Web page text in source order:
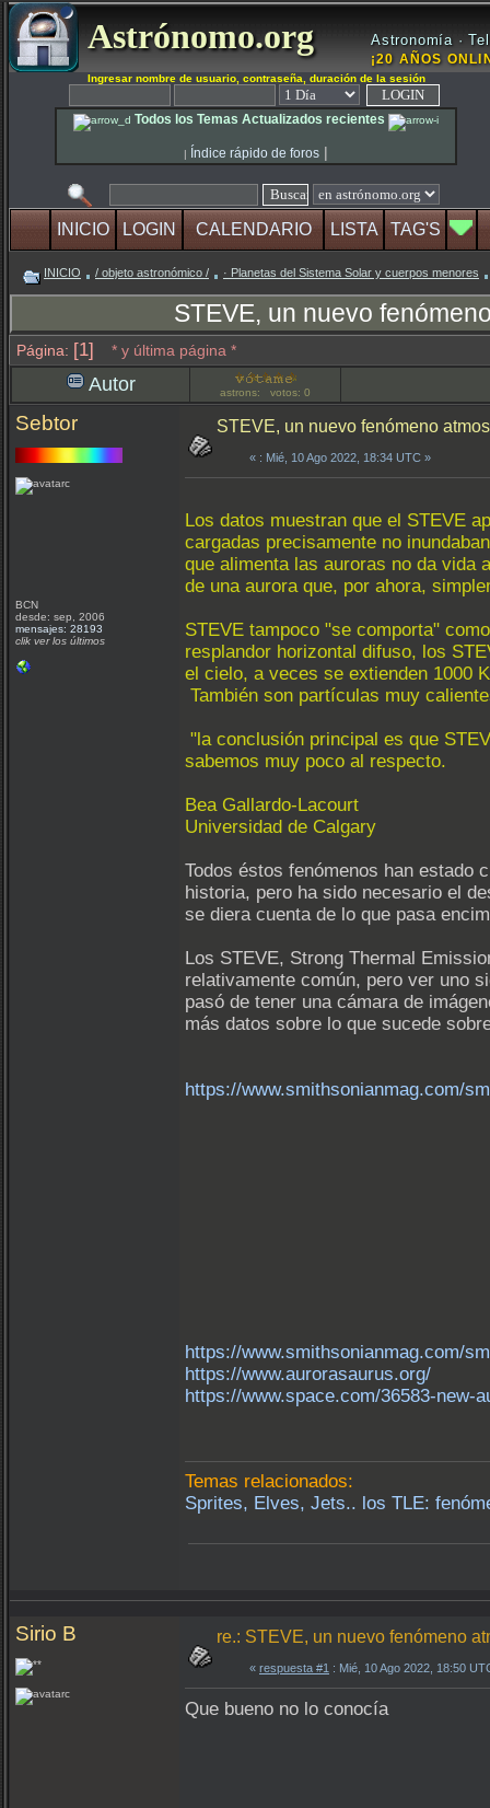
Astrónomo.org Astronomía ·
¡20 AÑOS
Ingresar nombre de usuario, contraseña, duración de la sesión
Todos los Temas Actualizados recientes
| Índice rápido de foros |
INICIO LOGIN CALENDARIO LISTA TAG'S
INICIO / objeto astronómico / · Planetas del Sistema Solar y cuerpos menores
STEVE, un nuevo
Página: [1] * y última página *
Autor astrons: votos: 0
Sebtor
BCN
desde: sep, 2006
mensajes: 28193
clik ver los últimos
STEVE, un nuevo fenómeno
« : Mié, 10 Ago 2022, 18:34 UTC »
Los datos muestran que el STEVE
cargadas precisamente no
que alimenta las auroras no da vida
de una aurora que, por ahora,
STEVE tampoco "se comporta"
resplandor horizontal difuso, los
el cielo, a veces se extienden 1000
También son partículas muy
"la conclusión principal es que
sabemos muy poco al respecto.
Bea Gallardo-Lacourt
Universidad de Calgary
Todos éstos fenómenos han estado
historia, pero ha sido necesario el
se diera cuenta de lo que pasa
Los STEVE, Strong Thermal
relativamente común, pero ver uno
pasó de tener una cámara de
más datos sobre lo que sucede
https://www.smithsonianmag.com/
https://www.smithsonianmag.com/
https://www.aurorasaurus.org/
https://www.space.com/36583-new-
Temas relacionados:
Sprites, Elves, Jets.. los TLE:
Sirio B re.: STEVE, un nuevo fenómeno
« respuesta #1 : Mié, 10 Ago 2022, 18:50
Que bueno no lo conocía